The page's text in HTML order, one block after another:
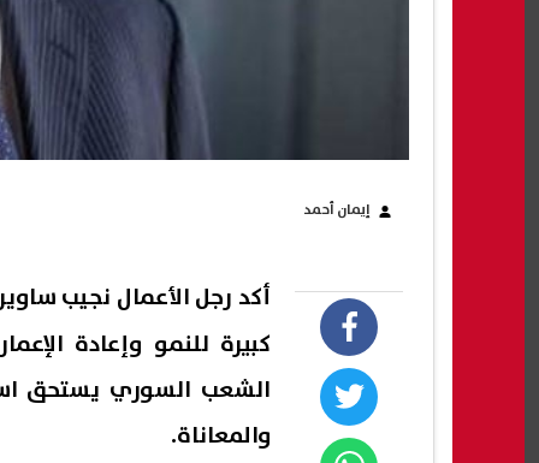
إيمان أحمد
أكد رجل الأعمال نجيب
كبيرة للنمو وإعادة
الشعب السوري يستحق
والمعاناة.